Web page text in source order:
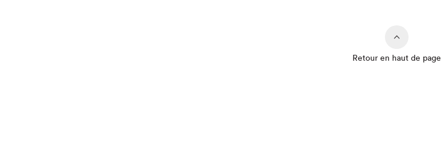
Retour en haut de page